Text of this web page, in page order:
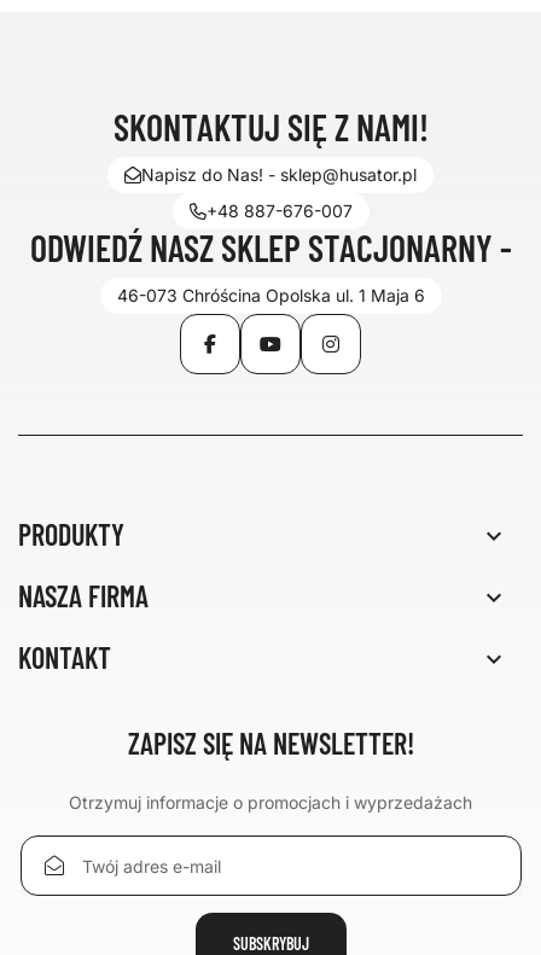
SKONTAKTUJ SIĘ Z NAMI!
Napisz do Nas! - sklep@husator.pl
+48 887-676-007
ODWIEDŹ NASZ SKLEP STACJONARNY -
46-073 Chróścina Opolska ul. 1 Maja 6
FacebookYouTubeInstagram
PRODUKTY 
NASZA FIRMA 
KONTAKT 
ZAPISZ SIĘ NA NEWSLETTER!
Otrzymuj informacje o promocjach i wyprzedażach